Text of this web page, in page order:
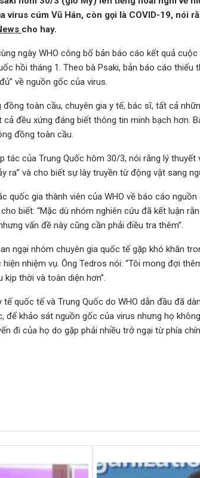
virus cúm Vũ Hán, còn gọi là COVID-19, nói
cho hay.
ngày WHO công bố bản báo cáo kết quả
hồi tháng 1. Theo bà Psaki, bản báo cáo thiếu
về nguồn gốc của virus.
toàn cầu, chuyên gia y tế, bác sĩ, tất cả
đều xứng đáng biết thông tin minh bạch hơn.
đồng toàn cầu.
tác của Trung Quốc hôm 30/3, nói rằng lý
ra” và cho biết sự lây truyền từ động vật sang
quốc gia thành viên của WHO về báo cáo
biết: “Mặc dù nhóm nghiên cứu đã kết luận
vấn đề này cũng cần phải điều tra thêm”.
ngại nhóm chuyên gia quốc tế gặp khó khăn
nhiệm vụ. Ông Tedros nói: “Tôi mong đợi
thời và toàn diện hơn”.
quốc tế và Trung Quốc do WHO dẫn đầu đã
để khảo sát nguồn gốc của virus nhưng họ
đi của họ do gặp phải nhiều trở ngại từ phía